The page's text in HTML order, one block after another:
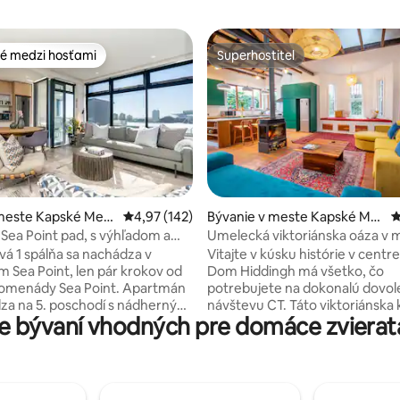
z 5, počet hodnotení: 274
medzi hosťami
medzi hosťami
Kapské Mest
Priemerné ohodnotenie 4,97 z 5, počet
4,97 (142)
Point pad, s výhľadom a
1 spálňa sa nachádza v
Sea Point, len pár krokov od
Sea Point. Apartmán
na 5. poschodí s nádherným
luxusnými spotrebičmi Smeg,
televízorom,
Superhostiteľ
Superhostiteľ
Bývanie v meste Kapské Me
sto
Umelecká viktoriánska oáza v
(solárna energia)
Vitajte v kúsku histórie v
Dom Hiddingh má všetko, čo
potrebujete na dokonalú
návštevu CT. Táto viktoriánska
postavená v roku 1903 a stále
pochváliť pôvodnými 120-
bývaní vhodných pre domáce